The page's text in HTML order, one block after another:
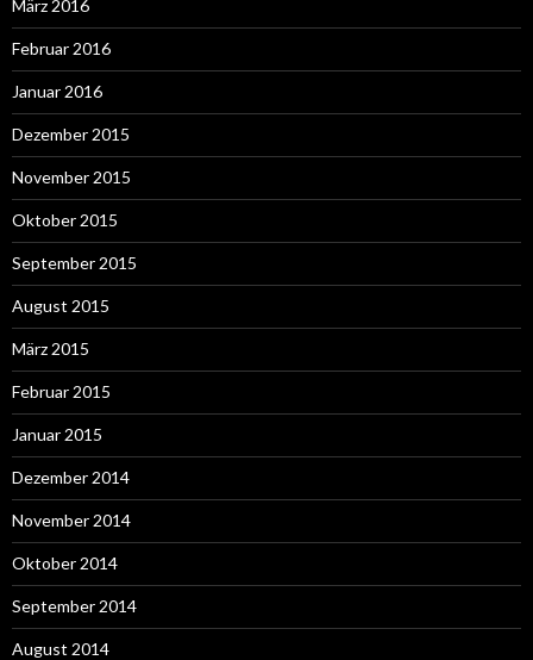
März 2016
Februar 2016
Januar 2016
Dezember 2015
November 2015
Oktober 2015
September 2015
August 2015
März 2015
Februar 2015
Januar 2015
Dezember 2014
November 2014
Oktober 2014
September 2014
August 2014